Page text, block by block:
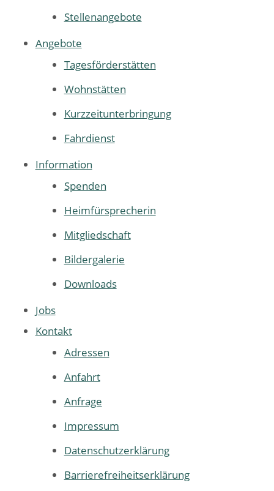
Stellenangebote
Angebote
Tagesförderstätten
Wohnstätten
Kurzzeitunterbringung
Fahrdienst
Information
Spenden
Heimfürsprecherin
Mitgliedschaft
Bildergalerie
Downloads
Jobs
Kontakt
Adressen
Anfahrt
Anfrage
Impressum
Datenschutzerklärung
Barrierefreiheitserklärung